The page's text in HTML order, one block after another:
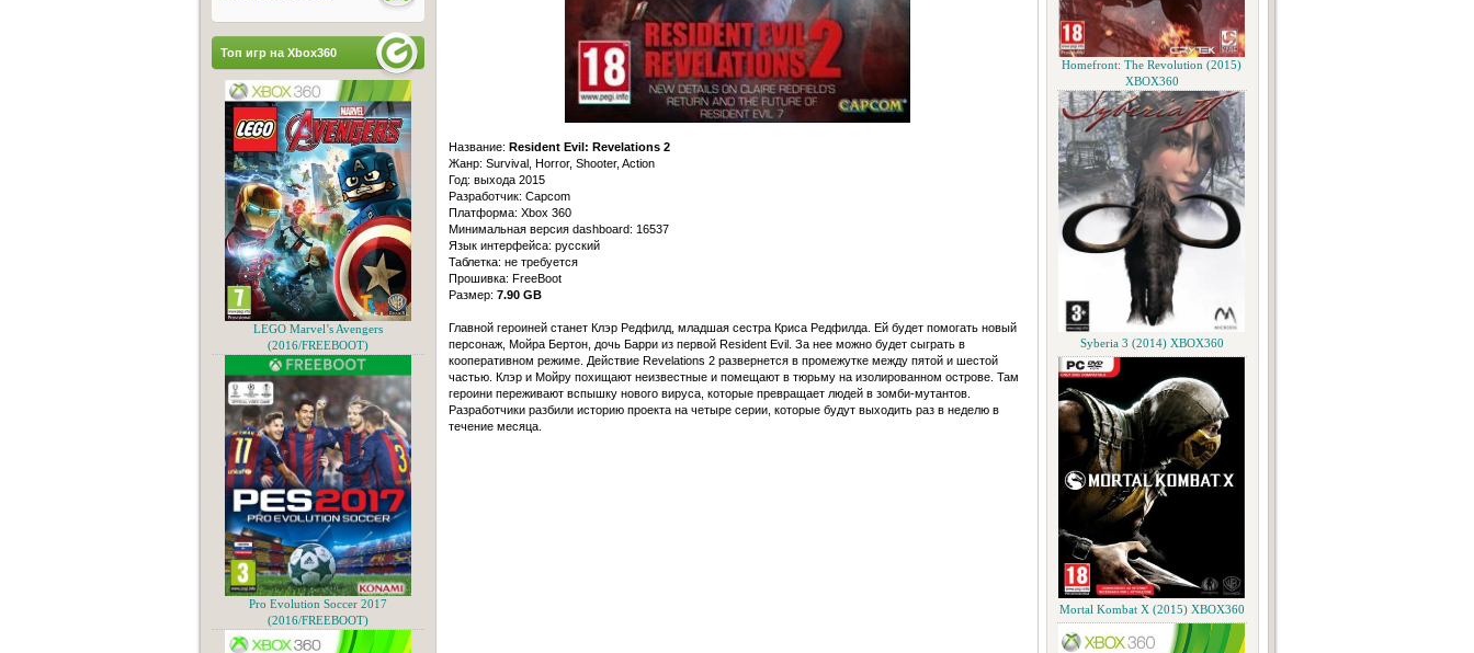
Homefront: The Revolution (2015)
XBOX360
Syberia 3 (2014) XBOX360
Mortal Kombat X (2015) XBOX360
Название: Resident Evil: Revelations 2
Жанр: Survival, Horror, Shooter, Action
Год: выхода 2015
Разработчик: Capcom
Платформа: Xbox 360
Минимальная версия dashboard: 16537
Язык интерфейса: русский
Таблетка: не требуется
Прошивка: FreeBoot
Размер: 7.90 GB
Главной героиней станет Клэр Редфилд, младшая сестра Криса Редфилда. Ей будет помогать новый
персонаж, Мойра Бертон, дочь Барри из первой Resident Evil. За нее можно будет сыграть в
кооперативном режиме. Действие Revelations 2 развернется в промежутке между пятой и шестой
частью. Клэр и Мойру похищают неизвестные и помещают в тюрьму на изолированном острове. Там
героини переживают вспышку нового вируса, которые превращает людей в зомби-мутантов.
Разработчики разбили историю проекта на четыре серии, которые будут выходить раз в неделю в
течение месяца.
Топ игр на Xbox360
LEGO Marvel’s Avengers
(2016/FREEBOOT)
Pro Evolution Soccer 2017
(2016/FREEBOOT)